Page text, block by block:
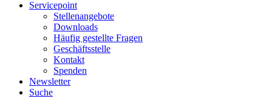
Servicepoint
Stellenangebote
Downloads
Häufig gestellte Fragen
Geschäftsstelle
Kontakt
Spenden
Newsletter
Suche